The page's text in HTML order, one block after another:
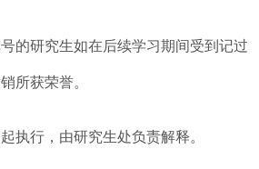
的研究生如在后续学习期间受到记过
所获荣誉。
执行，由研究生处负责解释。